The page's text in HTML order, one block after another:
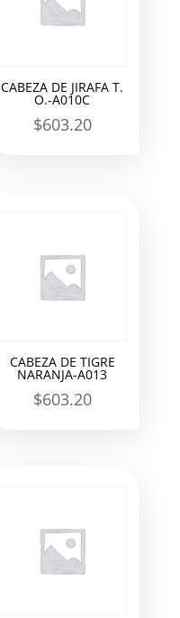
CABEZA DE JIRAFA T.
O.-A010C
$603.20
CABEZA DE TIGRE
NARANJA-A013
$603.20